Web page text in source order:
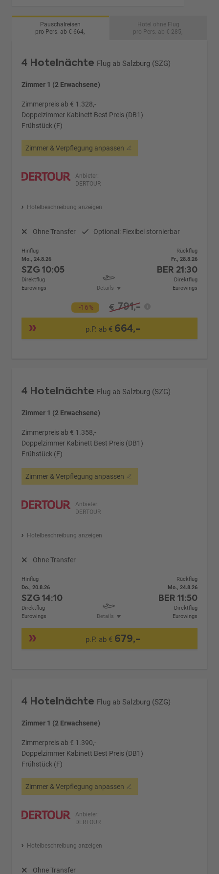
Pauschalreisen
pro Pers. ab € 664,-
Hotel ohne Flug
pro Pers. ab € 285,-
4 Hotelnächte Flug ab Salzburg (SZG)
Zimmer 1 (2 Erwachsene)
Zimmerpreis ab € 1.328,-
Doppelzimmer Kabinett Best Preis (DB1)
Frühstück (F)
Zimmer & Verpflegung anpassen
Anbieter:
DERTOUR
Hotelbeschreibung anzeigen
Ohne Transfer Optional: Flexibel stornierbar
Hinflug
Mo., 24.8.26
SZG10:05
Direktflug
Eurowings
Details
Rückflug
Fr., 28.8.26
BER 21:30
Direktflug
Eurowings
-16% € 791,-
p.P. ab € 664,-
4 Hotelnächte Flug ab Salzburg (SZG)
Zimmer 1 (2 Erwachsene)
Zimmerpreis ab € 1.358,-
Doppelzimmer Kabinett Best Preis (DB1)
Frühstück (F)
Zimmer & Verpflegung anpassen
Anbieter:
DERTOUR
Hotelbeschreibung anzeigen
Ohne Transfer
Hinflug
Do., 20.8.26
SZG14:10
Direktflug
Eurowings
Details
Rückflug
Mo., 24.8.26
BER 11:50
Direktflug
Eurowings
p.P. ab € 679,-
4 Hotelnächte Flug ab Salzburg (SZG)
Zimmer 1 (2 Erwachsene)
Zimmerpreis ab € 1.390,-
Doppelzimmer Kabinett Best Preis (DB1)
Frühstück (F)
Zimmer & Verpflegung anpassen
Anbieter:
DERTOUR
Hotelbeschreibung anzeigen
Ohne Transfer